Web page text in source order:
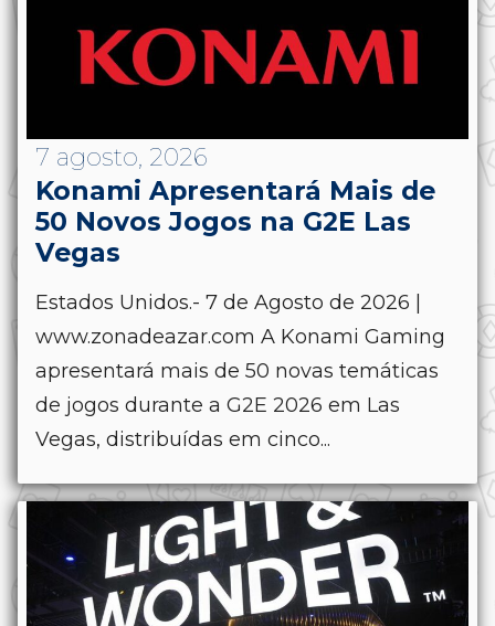
7 agosto, 2026
Konami Apresentará Mais de
50 Novos Jogos na G2E Las
Vegas
Estados Unidos.- 7 de Agosto de 2026 |
www.zonadeazar.com A Konami Gaming
apresentará mais de 50 novas temáticas
de jogos durante a G2E 2026 em Las
Vegas, distribuídas em cinco...